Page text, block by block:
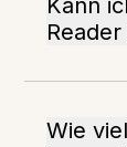
Kann
Wie